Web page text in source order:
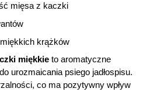
mięsa z kaczki
krążków
miękkie to aromatyczne
urozmaicania psiego jadłospisu.
co ma pozytywny wpływ